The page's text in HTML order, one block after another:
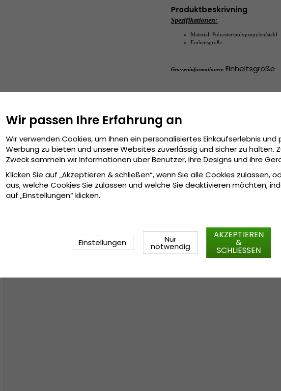
Produktbeskrivning
Spezifikationen:
Material: Polyester/polypropylen/stahl
Einheitsgröße
Grösseninformationen: Einheitsgröße
Wir passen Ihre Erfahrung an
Wir verwenden Cookies, um Ihnen ein personalisiertes Einkaufserlebnis und
Werbung zu bieten und unsere Websites zuverlässig und sicher zu halten.
Zweck sammeln wir Informationen über Benutzer, ihre Designs und ihre
Klicken Sie auf „Akzeptieren & schließen“, wenn Sie alle Cookies zulassen,
aus, welche Cookies Sie zulassen und welche Sie deaktivieren möchten,
auf „Einstellungen“ klicken.
Einstellungen Nur
notwendig
AKZEPTIEREN
&
SCHLIESSEN